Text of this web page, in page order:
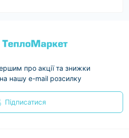
про акції та знижки
нашу e-mail розсилку
Підписатися